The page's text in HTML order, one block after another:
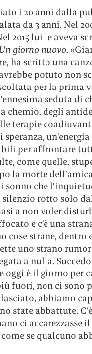
i 20 anni dalla
da 3 anni. Nel
2015 lui le aveva
Un giorno nuovo.
ha scritto una
potuto non
per la prima
seduta di
chemio, degli
terapie
per affrontare
come quelle,
la morte
che
silenzio rotto solo
a non voler
e c’è una
cose strane,
uno strano
a nulla.
oggi è il giorno per
fuori, non ci sono
abbiamo
state abbattute.
ci accarezzasse
se qualcuno